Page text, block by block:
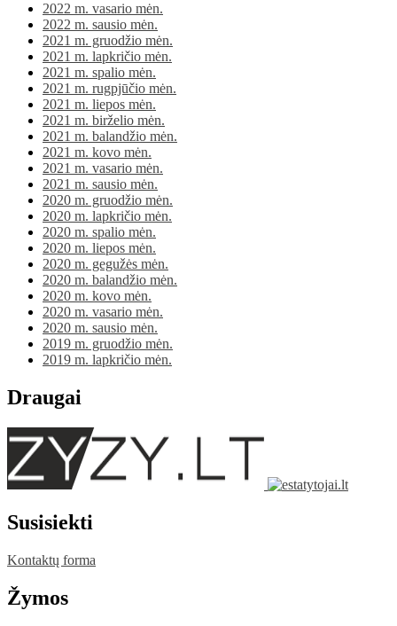
2022 m. vasario mėn.
2022 m. sausio mėn.
2021 m. gruodžio mėn.
2021 m. lapkričio mėn.
2021 m. spalio mėn.
2021 m. rugpjūčio mėn.
2021 m. liepos mėn.
2021 m. birželio mėn.
2021 m. balandžio mėn.
2021 m. kovo mėn.
2021 m. vasario mėn.
2021 m. sausio mėn.
2020 m. gruodžio mėn.
2020 m. lapkričio mėn.
2020 m. spalio mėn.
2020 m. liepos mėn.
2020 m. gegužės mėn.
2020 m. balandžio mėn.
2020 m. kovo mėn.
2020 m. vasario mėn.
2020 m. sausio mėn.
2019 m. gruodžio mėn.
2019 m. lapkričio mėn.
Draugai
Susisiekti
Kontaktų forma
Žymos